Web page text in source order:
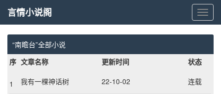
言
情
小
阁
言情小说阁
“南瞻台”全部小说
序 文章名称 更新时间 状态
1 我有一棵神话树 22-10-02 连载